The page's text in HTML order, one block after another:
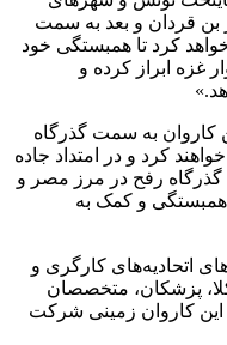
قردان و بعد به سمت
کرد تا همبستگی خود
غزه ابراز کرده و
کاروان به سمت گذرگاه
کرد و در امتداد جاده
رفح در مرز مصر و
همبستگی و کمک به
اتحادیه‌های کارگری و
پزشکان، متخصصان
کاروان زمینی شرکت